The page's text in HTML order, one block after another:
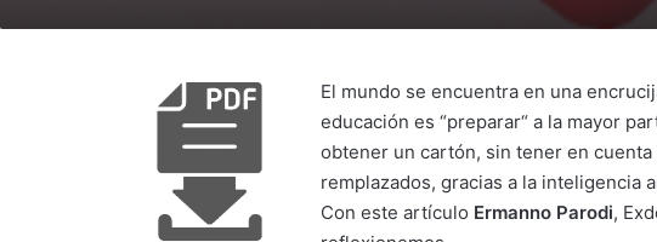
El mundo se encuentra en una
educación es “preparar“ a la mayor
obtener un cartón, sin tener en
remplazados, gracias a la inteligencia
Con este artículo Ermanno Parodi,